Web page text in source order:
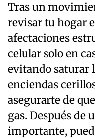
Tras un
revisar tu hogar
afectaciones
celular solo en
evitando saturar
enciendas
asegurarte de
gas. Después de
importante,